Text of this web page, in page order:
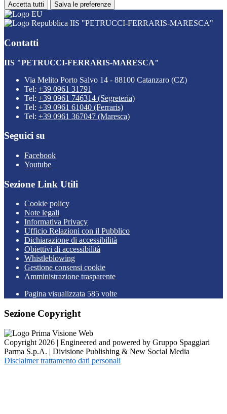
Accetta tutti Salva le preferenze
IIS "PETRUCCI-FERRARIS-MARESCA"
Contatti
IIS "PETRUCCI-FERRARIS-MARESCA"
Via Melito Porto Salvo 14 - 88100 Catanzaro (CZ)
Tel: +39 0961 31791
Tel: +39 0961 746314 (Segreteria)
Tel: +39 0961 61040 (Ferraris)
Tel: +39 0961 367047 (Maresca)
Seguici su
Facebook
Youtube
Sezione Link Utili
Cookie policy
Note legali
Informativa Privacy
Ufficio Relazioni con il Pubblico
Dichiarazione di accessibilità
Obiettivi di accessibilità
Whistleblowing
Gestione consensi cookie
Amministrazione trasparente
Pagina visualizzata 585 volte
Sezione Copyright
Copyright 2026 | Engineered and powered by Gruppo Spaggiari
Parma S.p.A. | Divisione Publishing & New Social Media
Disclaimer trattamento dati personali